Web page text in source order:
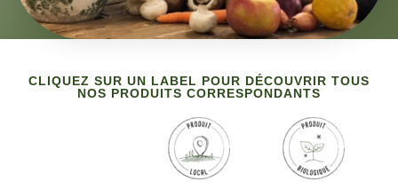
CLIQUEZ SUR UN LABEL POUR DÉCOUVRIR TOUS
NOS PRODUITS CORRESPONDANTS